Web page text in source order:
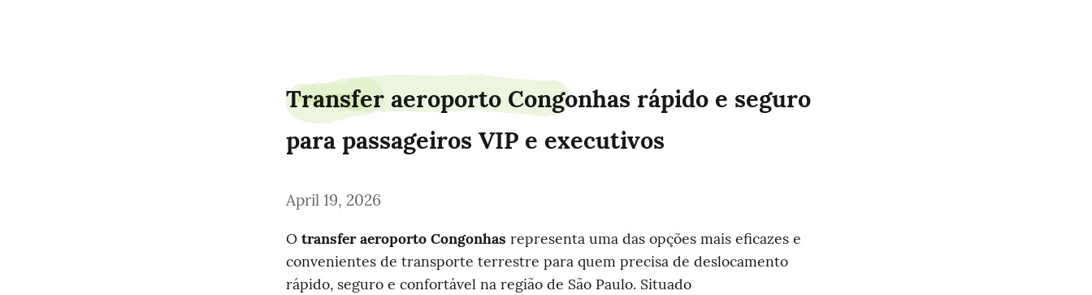
Transfer aeroporto Congonhas rápido e seguro
para passageiros VIP e executivos
April 19, 2026
O transfer aeroporto Congonhas representa uma das opções mais eficazes e
convenientes de transporte terrestre para quem precisa de deslocamento
rápido, seguro e confortável na região de São Paulo. Situado